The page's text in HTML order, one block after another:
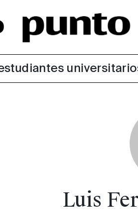
Luis